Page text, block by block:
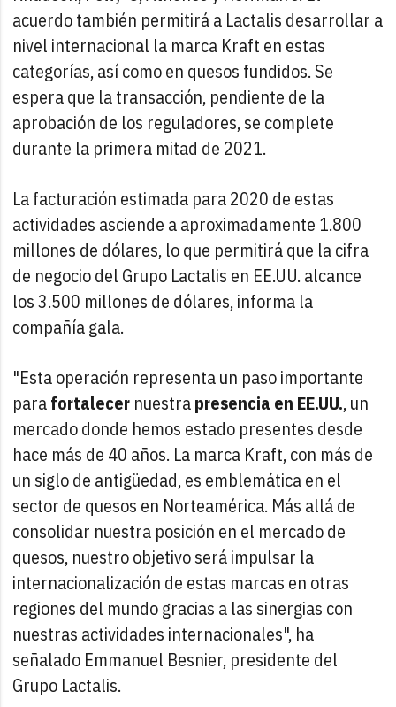
acuerdo también permitirá a Lactalis desarrollar a
nivel internacional la marca Kraft en estas
categorías, así como en quesos fundidos. Se
espera que la transacción, pendiente de la
aprobación de los reguladores, se complete
durante la primera mitad de 2021.
La facturación estimada para 2020 de estas
actividades asciende a aproximadamente 1.800
millones de dólares, lo que permitirá que la cifra
de negocio del Grupo Lactalis en EE.UU. alcance
los 3.500 millones de dólares, informa la
compañía gala.
"Esta operación representa un paso importante
parafortalecer nuestrapresencia en EE.UU., un
mercado donde hemos estado presentes desde
hace más de 40 años. La marca Kraft, con más de
un siglo de antigüedad, es emblemática en el
sector de quesos en Norteamérica. Más allá de
consolidar nuestra posición en el mercado de
quesos, nuestro objetivo será impulsar la
internacionalización de estas marcas en otras
regiones del mundo gracias a las sinergias con
nuestras actividades internacionales", ha
señalado Emmanuel Besnier, presidente del
Grupo Lactalis.